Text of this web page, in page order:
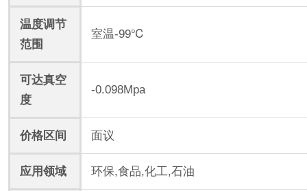
温度调节
范围
室温-99℃
可达真空
度
-0.098Mpa
价格区间 面议
应用领域 环保,食品,化工,石油